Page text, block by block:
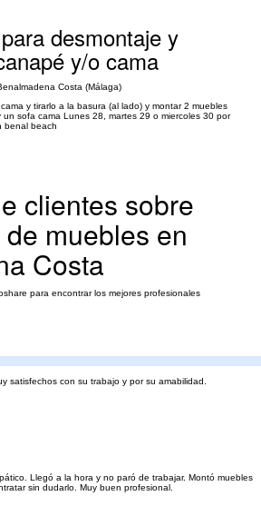
desmontaje y
y/o cama
Costa (Málaga)
y tirarlo a la basura (al lado) y montar 2 muebles
sofa cama Lunes 28, martes 29 o miercoles 30 por
benal beach
clientes sobre
muebles en
Costa
para encontrar los mejores profesionales
satisfechos con su trabajo y por su amabilidad.
Llegó a la hora y no paró de trabajar. Montó muebles
sin dudarlo. Muy buen profesional.